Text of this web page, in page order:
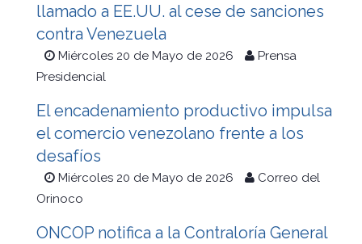
llamado a EE.UU. al cese de sanciones
contra Venezuela
Miércoles 20 de Mayo de 2026
Prensa
Presidencial
El encadenamiento productivo impulsa
el comercio venezolano frente a los
desafíos
Miércoles 20 de Mayo de 2026
Correo del
Orinoco
ONCOP notifica a la Contraloría General